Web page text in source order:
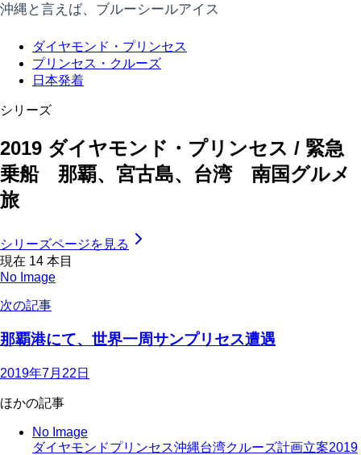
沖縄と言えば、ブルーシールアイス
ダイヤモンド・プリンセス
プリンセス・クルーズ
日本発着
シリーズ
2019 ダイヤモンド・プリンセス / 緊急
乗船 那覇、宮古島、台湾 南国グルメ
旅
シリーズページを見る
現在 14 本目
No Image
次の記事
那覇港にて、世界一周サンプリセス遭遇
2019年7月22日
ほかの記事
No Image
ダイヤモンドプリンセス沖縄台湾クルーズ計画立案2019